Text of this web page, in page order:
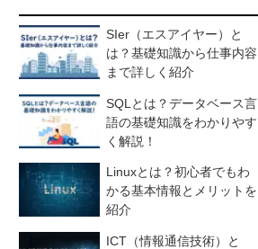
SIer（エスアイヤー）と
は？基礎知識から仕事内容
まで詳しく紹介
SQLとは？データベース言
語の基礎知識をわかりやす
く解説！
Linuxとは？初心者でもわ
かる基本情報とメリットを
紹介
ICT（情報通信技術）と